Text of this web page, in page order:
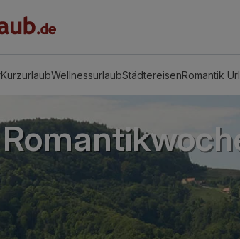
KurzurlaubWellnessurlaubStädtereisenRomantik